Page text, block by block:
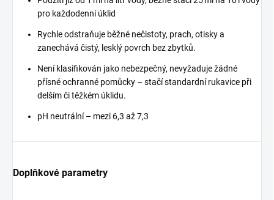
pro každodenní úklid
Rychle odstraňuje běžné nečistoty, prach, otisky a
zanechává čistý, lesklý povrch bez zbytků.
Není klasifikován jako nebezpečný, nevyžaduje žádné
přísné ochranné pomůcky – stačí standardní rukavice při
delším či těžkém úklidu.
pH neutrální – mezi 6,3 až 7,3
Doplňkové parametry